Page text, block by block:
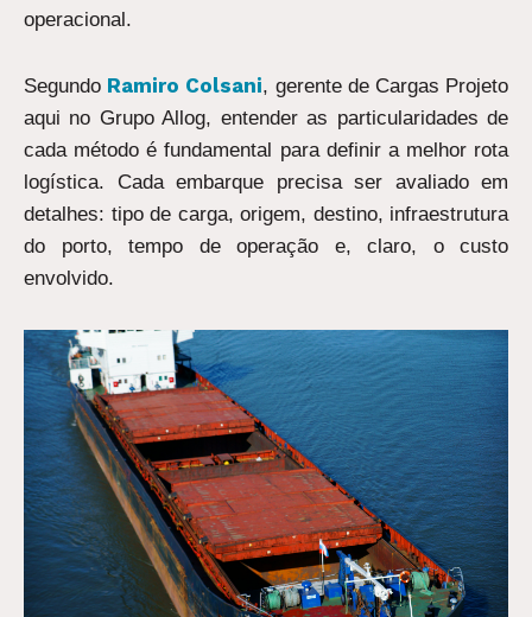
operacional.
Segundo Ramiro Colsani, gerente de Cargas Projeto
aqui no Grupo Allog, entender as particularidades de
cada método é fundamental para definir a melhor rota
logística. Cada embarque precisa ser avaliado em
detalhes: tipo de carga, origem, destino, infraestrutura
do porto, tempo de operação e, claro, o custo
envolvido.